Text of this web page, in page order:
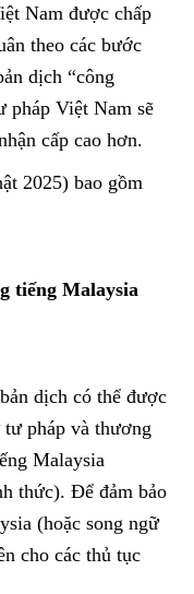
Nam được chấp
theo các bước
dịch “công
pháp Việt Nam sẽ
cấp cao hơn.
2025) bao gồm
tiếng Malaysia
dịch có thể được
pháp và thương
Malaysia
thức). Để đảm bảo
(hoặc song ngữ
cho các thủ tục